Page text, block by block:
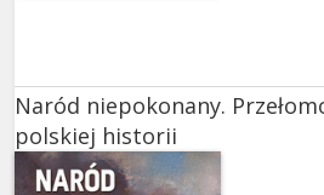
Naród niepokonany.
polskiej historii